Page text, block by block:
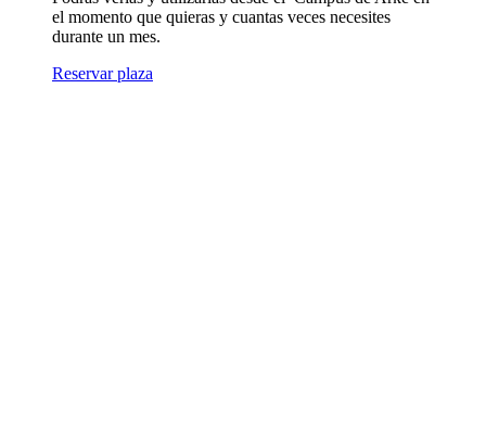
el momento que quieras y cuantas veces necesites
durante un mes.
Reservar plaza